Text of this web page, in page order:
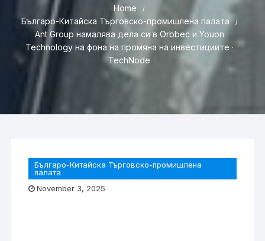
Home
Българо-Китайска Търговско-промишлена палaта
Ant Group намалява дела си в Orbbec и Youon
Technology на фона на промяна на инвестициите ·
TechNode
Българо-Китайска Търговско-промишлена
палaта
November 3, 2025